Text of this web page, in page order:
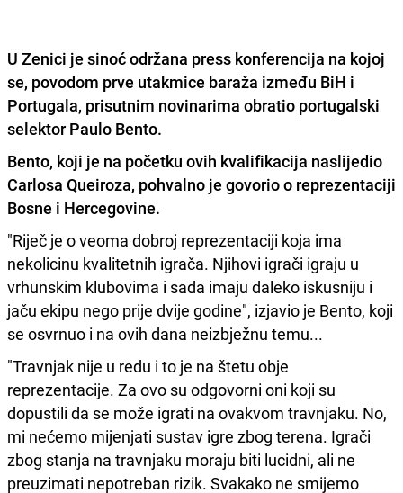
U Zenici je sinoć održana press konferencija na kojoj
se, povodom prve utakmice baraža između BiH i
Portugala, prisutnim novinarima obratio portugalski
selektor Paulo Bento.
Bento, koji je na početku ovih kvalifikacija naslijedio
Carlosa Queiroza, pohvalno je govorio o reprezentaciji
Bosne i Hercegovine.
"Riječ je o veoma dobroj reprezentaciji koja ima
nekolicinu kvalitetnih igrača. Njihovi igrači igraju u
vrhunskim klubovima i sada imaju daleko iskusniju i
jaču ekipu nego prije dvije godine", izjavio je Bento, koji
se osvrnuo i na ovih dana neizbježnu temu...
"Travnjak nije u redu i to je na štetu obje
reprezentacije. Za ovo su odgovorni oni koji su
dopustili da se može igrati na ovakvom travnjaku. No,
mi nećemo mijenjati sustav igre zbog terena. Igrači
zbog stanja na travnjaku moraju biti lucidni, ali ne
preuzimati nepotreban rizik. Svakako ne smijemo